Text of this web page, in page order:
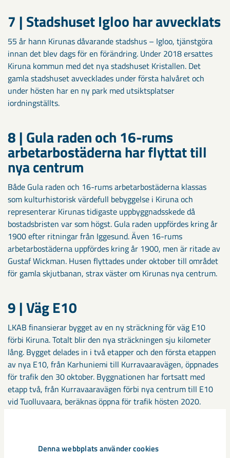
Denna webbplats använder cookies
7 | Stadshuset Igloo har avvecklats
55 år hann Kirunas dåvarande stadshus – Igloo, tjänstgöra
innan det blev dags för en förändring. Under 2018 ersattes
Kiruna kommun med det nya stadshuset Kristallen. Det
gamla stadshuset avvecklades under första halvåret och
under hösten har en ny park med utsiktsplatser
iordningställts.
8 | Gula raden och 16-­rums
arbetarbostäderna har flyttat till
nya centrum
Både Gula raden och 16-rums arbetarbostäderna klassas
som kulturhistorisk värdefull bebyggelse i Kiruna och
representerar Kirunas tidigaste uppbyggnadsskede då
bostadsbristen var som högst. Gula raden uppfördes kring år
1900 efter ritningar från Iggesund. Även 16-rums
arbetarbostäderna uppfördes kring år 1900, men är ritade av
Gustaf Wickman. Husen flyttades under oktober till området
för gamla skjutbanan, strax väster om Kirunas nya centrum.
9 | Väg E10
LKAB finansierar bygget av en ny sträckning för väg E10
förbi Kiruna. Totalt blir den nya sträckningen sju kilometer
lång. Bygget delades in i två etapper och den första etappen
av nya E10, från Karhuniemi till Kurravaaravägen, öppnades
för trafik den 30 oktober. Byggnationen har fortsatt med
etapp två, från Kurravaaravägen förbi nya centrum till E10
vid Tuolluvaara, beräknas öppna för trafik hösten 2020.